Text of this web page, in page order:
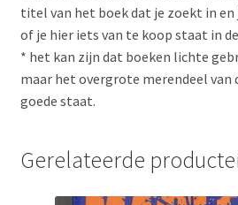
titel van het boek dat je zoekt in
of je hier iets van te koop staat in
* het kan zijn dat boeken lichte
maar het overgrote merendeel van
goede staat.
Gerelateerde